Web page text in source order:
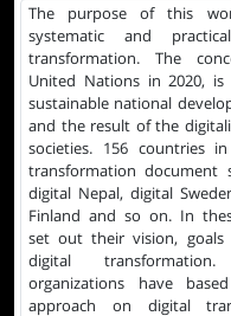
The purpose of this
systematic and
transformation. The
United Nations in 2020,
sustainable national
and the result of the
societies. 156 countries
transformation document
digital Nepal, digital
Finland and so on. In
set out their vision, goals
digital
organizations have
approach on digital